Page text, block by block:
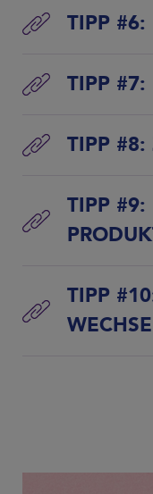
TIPP #6:
TIPP #7:
TIPP #8:
TIPP #9:
TIPP